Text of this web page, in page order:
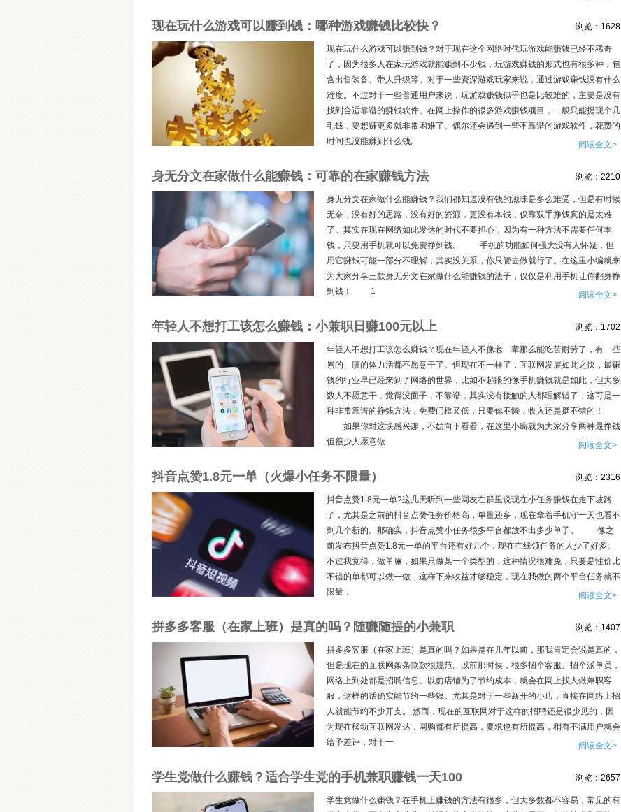
浏览：1628
现在玩什么游戏可以赚到钱：哪种游戏赚钱比较快？
现在玩什么游戏可以赚到钱？对于现在这个网络时代玩游戏能赚钱已经不稀奇
了，因为很多人在家玩游戏就能赚到不少钱，玩游戏赚钱的形式也有很多种，包
含出售装备、带人升级等。对于一些资深游戏玩家来说，通过游戏赚钱没有什么
难度。不过对于一些普通用户来说，玩游戏赚钱似乎也是比较难的，主要是没有
找到合适靠谱的赚钱软件。在网上操作的很多游戏赚钱项目，一般只能提现个几
毛钱，要想赚更多就非常困难了。偶尔还会遇到一些不靠谱的游戏软件，花费的
时间也没能赚到什么钱。
阅读全文>
浏览：2210
身无分文在家做什么能赚钱：可靠的在家赚钱方法
身无分文在家做什么能赚钱？我们都知道没有钱的滋味是多么难受，但是有时候
无奈，没有好的思路，没有好的资源，更没有本钱，仅靠双手挣钱真的是太难
了。其实在现在网络如此发达的时代不要担心，因为有一种方法不需要任何本
钱，只要用手机就可以免费挣到钱。 手机的功能如何强大没有人怀疑，但
用它赚钱可能一部分不理解，其实没关系，你只管去做就行了。在这里小编就来
为大家分享三款身无分文在家做什么能赚钱的法子，仅仅是利用手机让你翻身挣
到钱！ 1
阅读全文>
浏览：1702
年轻人不想打工该怎么赚钱：小兼职日赚100元以上
年轻人不想打工该怎么赚钱？现在年轻人不像老一辈那么能吃苦耐劳了，有一些
累的、脏的体力活都不愿意干了。但现在不一样了，互联网发展如此之快，最赚
钱的行业早已经来到了网络的世界，比如不起眼的像手机赚钱就是如此，但大多
数人不愿意干，觉得没面子，不靠谱，其实没有接触的人都理解错了，这可是一
种非常靠谱的挣钱方法，免费门槛又低，只要你不懒，收入还是挺不错的！
如果你对这块感兴趣，不妨向下看看，在这里小编就为大家分享两种最挣钱
但很少人愿意做
阅读全文>
浏览：2316
抖音点赞1.8元一单（火爆小任务不限量）
抖音点赞1.8元一单?这几天听到一些网友在群里说现在小任务赚钱在走下坡路
了，尤其是之前的抖音点赞任务价格高，单量还多，现在拿着手机守一天也看不
到几个新的。那确实，抖音点赞小任务很多平台都放不出多少单子。 像之
前发布抖音点赞1.8元一单的平台还有好几个，现在在线领任务的人少了好多。
不过我觉得，做单嘛，如果只做某一个类型的，这种情况很难免，只要是性价比
不错的单都可以做一做，这样下来收益才够稳定，现在我做的两个平台任务就不
限量，
阅读全文>
浏览：1407
拼多多客服（在家上班）是真的吗？随赚随提的小兼职
拼多多客服（在家上班）是真的吗？如果是在几年以前，那我肯定会说是真的，
但是现在的互联网条条款款很规范。以前那时候，很多招个客服、招个派单员，
网络上到处都是招聘信息。以前店铺为了节约成本，就会在网上找人做兼职客
服，这样的话确实能节约一些钱。尤其是对于一些新开的小店，直接在网络上招
人就能节约不少开支。 然而，现在的互联网对于这样的招聘还是很少见的，因
为现在移动互联网发达，网购都有所提高，要求也有所提高，稍有不满用户就会
给予差评，对于一
阅读全文>
浏览：2657
学生党做什么赚钱？适合学生党的手机兼职赚钱一天100
学生党做什么赚钱？在手机上赚钱的方法有很多，但大多数都不容易，常见的有